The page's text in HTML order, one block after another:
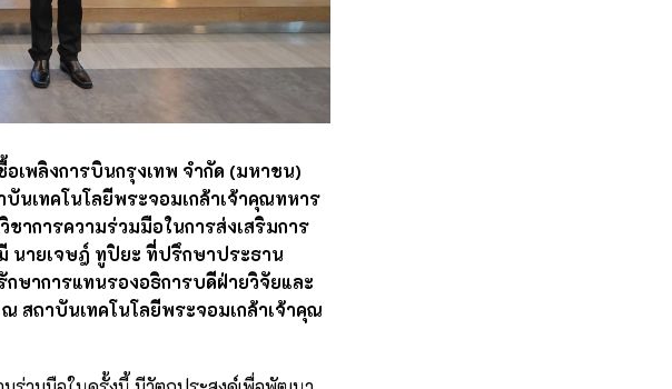
เพลิงการบินกรุงเทพ จำกัด (มหาชน)
นเทคโนโลยีพระจอมเกล้าเจ้าคุณทหาร
าการความร่วมมือในการส่งเสริมการ
นายเจษฎ์ ทูปิยะ ที่ปรึกษาประธาน
ษาการแทนรองอธิการบดีฝ่ายวิจัยและ
สถาบันเทคโนโลยีพระจอมเกล้าเจ้าคุณ